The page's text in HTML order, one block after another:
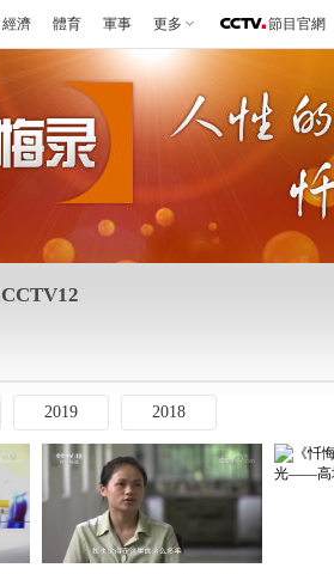
經濟 體育 軍事 更多 節目官網
CCTV12
2019 2018